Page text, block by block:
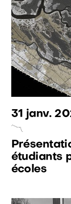
31 janv.
étudiants
écoles